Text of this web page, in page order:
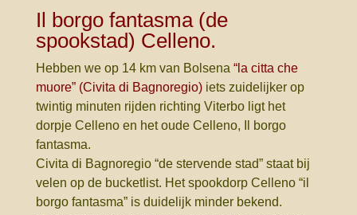
Il borgo fantasma (de
spookstad) Celleno.
Hebben we op 14 km van Bolsena “la citta che
muore” (Civita di Bagnoregio)iets zuidelijker op
twintig minuten rijden richting Viterbo ligt het
dorpje Celleno en het oude Celleno, Il borgo
fantasma.
Civita di Bagnoregio “de stervende stad” staat bij
velen op de bucketlist. Het spookdorp Celleno “il
borgo fantasma” is duidelijk minder bekend.